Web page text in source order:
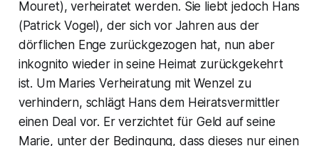
Mouret), verheiratet werden. Sie liebt jedoch Hans
(Patrick Vogel), der sich vor Jahren aus der
dörflichen Enge zurückgezogen hat, nun aber
inkognito wieder in seine Heimat zurückgekehrt
ist. Um Maries Verheiratung mit Wenzel zu
verhindern, schlägt Hans dem Heiratsvermittler
einen Deal vor. Er verzichtet für Geld auf seine
Marie, unter der Bedingung, dass dieses nur einen